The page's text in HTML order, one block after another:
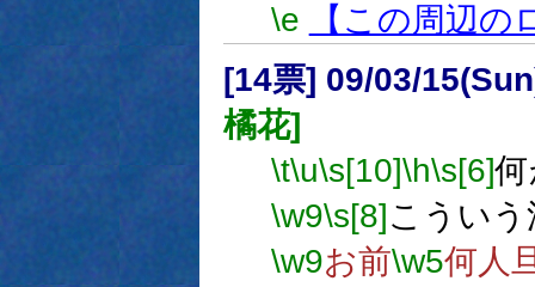
\e
【この周辺の
[14票] 09/03/
橘花]
\t\u\s[10]\h\s[6]
\w9\s[8]こうい
\w9お前\w5何人